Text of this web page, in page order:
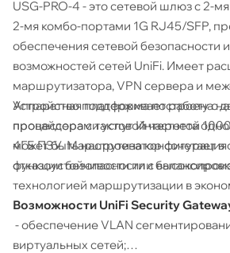
USG-PRO-4 - это сетевой шлюз с 2-
2-мя комбо-портами 1G RJ45/SFP,
обеспечения сетевой безопасности
возможностей сетей UniFi. Имеет
маршрутизатора, VPN сервера и
Аппаратная платформа построена
процессора с тактовой частотой
4ГБ ПЗУ. Маршрутизатор сочетает
функции безопасности с
технологией маршрутизации в
Устройство поддерживает работу с
провайдерами услуг Интернета
может быть настроена
отказоустойчивости или
Возможности UniFi Security
- обеспечение VLAN
виртуальных сетей;